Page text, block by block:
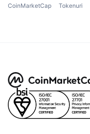
CoinMarketCap Tokenuri